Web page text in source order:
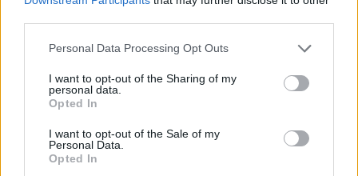
Personal Data Processing Opt Outs
I want to opt-out of the Sharing of my
personal data.
Opted In
I want to opt-out of the Sale of my
Personal Data.
Opted In